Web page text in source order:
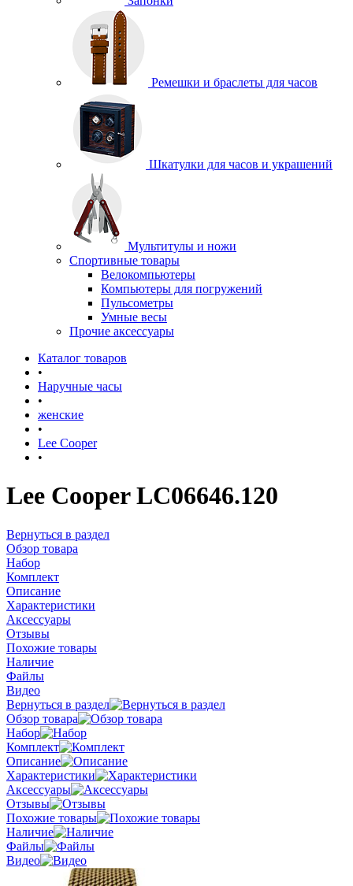
Ремешки и браслеты для часов
Шкатулки для часов и украшений
Мультитулы и ножи
Спортивные товары
Велокомпьютеры
Компьютеры для погружений
Пульсометры
Умные весы
Прочие аксессуары
Каталог товаров
•
Наручные часы
•
женские
•
Lee Cooper
•
Lee Cooper LC06646.120
Вернуться в раздел
Обзор товара
Набор
Комплект
Описание
Характеристики
Аксессуары
Отзывы
Похожие товары
Наличие
Файлы
Видео
Вернуться в раздел
Обзор товара
Набор
Комплект
Описание
Характеристики
Аксессуары
Отзывы
Похожие товары
Наличие
Файлы
Видео